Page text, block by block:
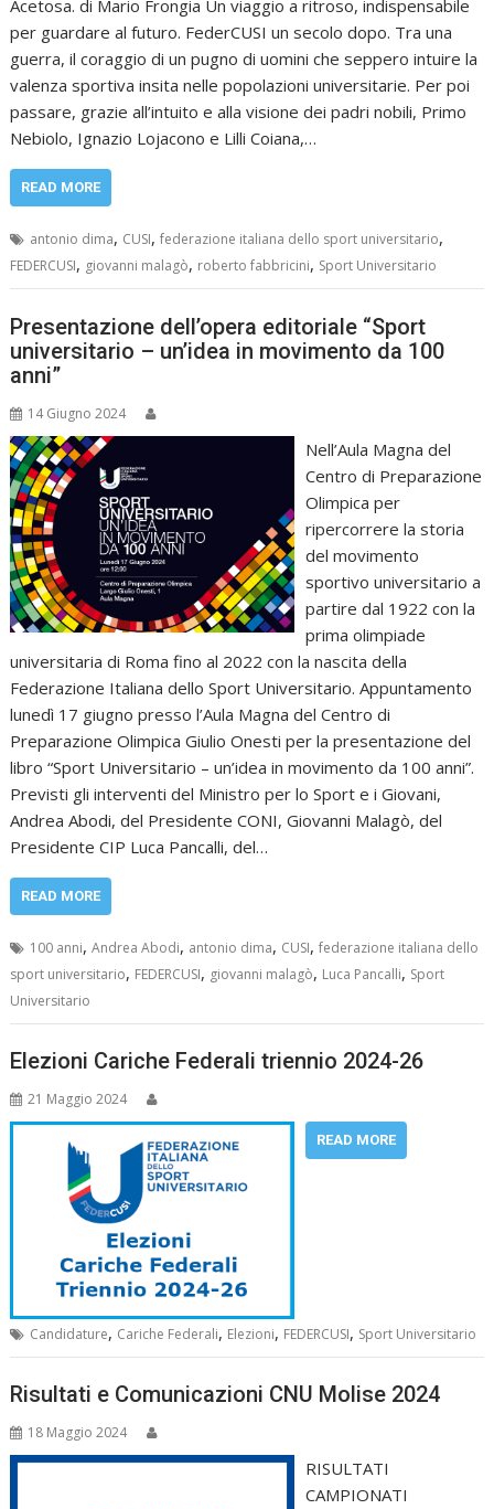
Acetosa. di Mario Frongia Un viaggio a ritroso, indispensabile
per guardare al futuro. FederCUSI un secolo dopo. Tra una
guerra, il coraggio di un pugno di uomini che seppero intuire la
valenza sportiva insita nelle popolazioni universitarie. Per poi
passare, grazie all’intuito e alla visione dei padri nobili, Primo
Nebiolo, Ignazio Lojacono e Lilli Coiana,…
READ MORE
antonio dima, CUSI,federazione italiana dello sport universitario,
FEDERCUSI, giovanni malagò, roberto fabbricini, Sport Universitario
Presentazione dell’opera editoriale “Sport
universitario – un’idea in movimento da 100
anni”
14 Giugno 2024
Nell’Aula Magna del
Centro di Preparazione
Olimpica per
ripercorrere la storia
del movimento
sportivo universitario a
partire dal 1922 con la
prima olimpiade
universitaria di Roma fino al 2022 con la nascita della
Federazione Italiana dello Sport Universitario. Appuntamento
lunedì 17 giugno presso l’Aula Magna del Centro di
Preparazione Olimpica Giulio Onesti per la presentazione del
libro “Sport Universitario – un’idea in movimento da 100 anni”.
Previsti gli interventi del Ministro per lo Sport e i Giovani,
Andrea Abodi, del Presidente CONI, Giovanni Malagò, del
Presidente CIP Luca Pancalli, del…
READ MORE
100 anni,Andrea Abodi, antonio dima, CUSI,federazione italiana dello
sport universitario, FEDERCUSI, giovanni malagò, Luca Pancalli, Sport
Universitario
Elezioni Cariche Federali triennio 2024-26
21 Maggio 2024
READ MORE
Candidature, Cariche Federali, Elezioni, FEDERCUSI, Sport Universitario
Risultati e Comunicazioni CNU Molise 2024
18 Maggio 2024
RISULTATI
CAMPIONATI